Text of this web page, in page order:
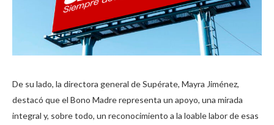
De su lado, la directora general de Supérate, Mayra Jiménez,
destacó que el Bono Madre representa un apoyo, una mirada
integral y, sobre todo, un reconocimiento a la loable labor de esas